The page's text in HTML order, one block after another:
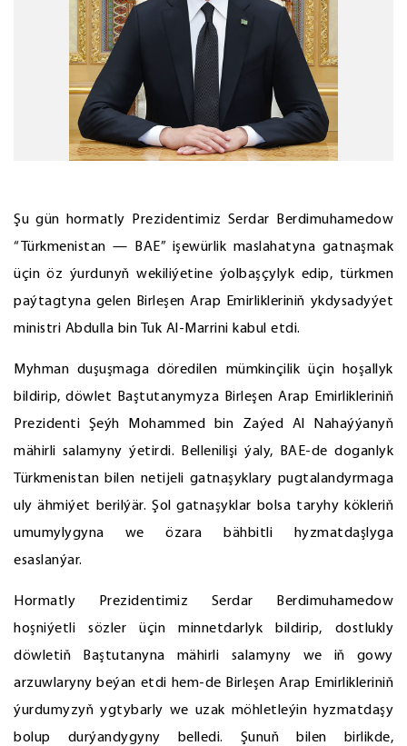
Şu gün hormatly Prezidentimiz Serdar Berdimuhamedow
“Türkmenistan — BAE” işewürlik maslahatyna gatnaşmak
üçin öz ýurdunyň wekiliýetine ýolbaşçylyk edip, türkmen
paýtagtyna gelen Birleşen Arap Emirlikleriniň ykdysadyýet
ministri Abdulla bin Tuk Al-Marrini kabul etdi.
Myhman duşuşmaga döredilen mümkinçilik üçin hoşallyk
bildirip, döwlet Baştutanymyza Birleşen Arap Emirlikleriniň
Prezidenti Şeýh Mohammed bin Zaýed Al Nahaýýanyň
mähirli salamyny ýetirdi. Bellenilişi ýaly, BAE-de doganlyk
Türkmenistan bilen netijeli gatnaşyklary pugtalandyrmaga
uly ähmiýet berilýär. Şol gatnaşyklar bolsa taryhy kökleriň
umumylygyna we özara bähbitli hyzmatdaşlyga
esaslanýar.
Hormatly Prezidentimiz Serdar Berdimuhamedow
hoşniýetli sözler üçin minnetdarlyk bildirip, dostlukly
döwletiň Baştutanyna mähirli salamyny we iň gowy
arzuwlaryny beýan etdi hem-de Birleşen Arap Emirlikleriniň
ýurdumyzyň ygtybarly we uzak möhletleýin hyzmatdaşy
bolup durýandygyny belledi. Şunuň bilen birlikde,